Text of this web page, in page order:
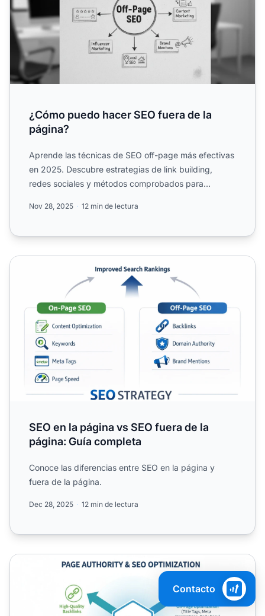
¿Cómo puedo hacer SEO fuera de la
página?
Aprende las técnicas de SEO off-page más efectivas
en 2025. Descubre estrategias de link building,
redes sociales y métodos comprobados para
Nov 28, 2025 12 min de lectura
SEO en la página vs SEO fuera de la página: Guía
SEO en la página vs SEO fuera de la
página: Guía completa
Conoce las diferencias entre SEO en la página y
fuera de la página.
Dec 28, 2025 12 min de lectura
¿Cómo puedo influir en la autoridad de una página? Guía
Contacto